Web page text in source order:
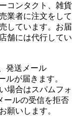
コンタクト、雑貨
業者に注文をして
しています。お届
舗には代行してい
発送メール
ルが届きます。
場合はスパムフォ
ールの受信を拒否
願いします。